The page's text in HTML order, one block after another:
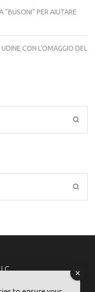
“BUSONI” PER AIUTARE
CON L’OMAGGIO DEL